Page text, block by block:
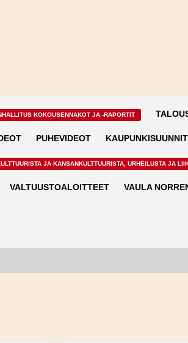
KOKOUSENNAKOT JA -RAPORTIT
PUHEVIDEOT
JA KANSANKULTTUURISTA, URHEILUSTA JA
VALTUUSTOALOITTEET VAULA